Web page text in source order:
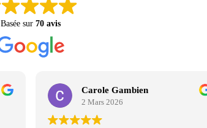
Basée sur 70 avis
Carole Gambien
2 Mars 2026